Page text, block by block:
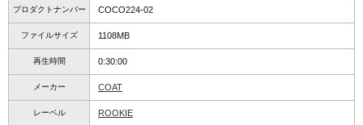
プロダクトナンバー COCO224-02
ファイルサイズ 1108MB
再生時間 0:30:00
メーカー COAT
レーベル ROOKIE